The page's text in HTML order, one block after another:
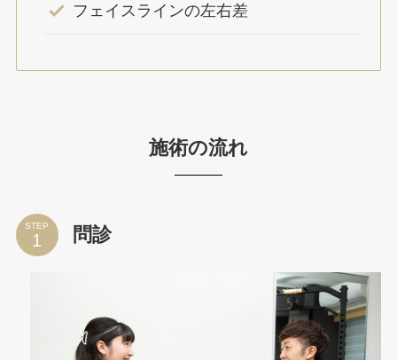
フェイスラインの左右差
施術の流れ
STEP 問診